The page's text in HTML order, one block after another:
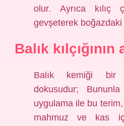
olur. Ayrıca kılıç
gevşeterek boğazdaki
Balık
Balık kemiği bir
dokusudur;
uygulama ile bu
mahmuz ve kas